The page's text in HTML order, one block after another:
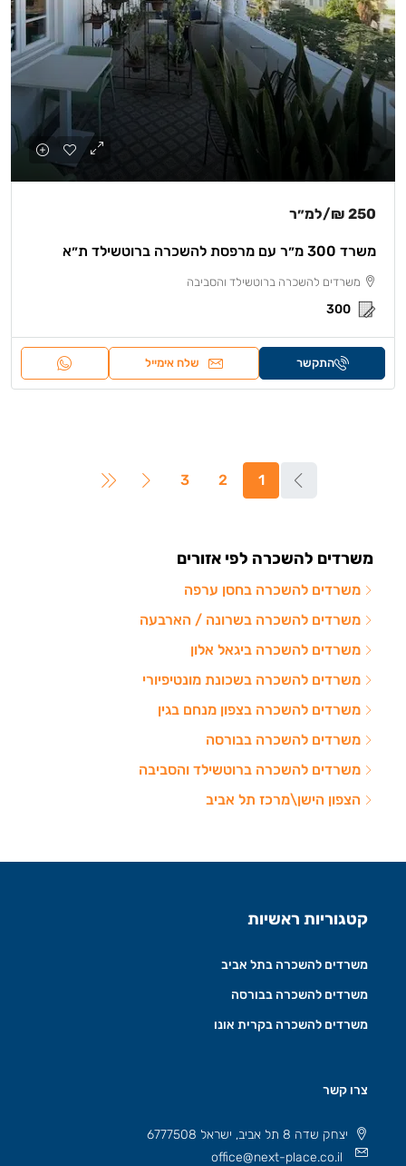
250 ₪ /למ״ר
משרד 300 מ״ר עם מרפסת להשכרה ברוטשילד ת״א
משרדים להשכרה ברוטשילד והסביבה
300
התקשר שלח אימייל
1
2
3
משרדים להשכרה לפי אזורים
משרדים להשכרה בחסן ערפה
משרדים להשכרה בשרונה / הארבעה
משרדים להשכרה ביגאל אלון
משרדים להשכרה בשכונת מונטיפיורי
משרדים להשכרה בצפון מנחם בגין
משרדים להשכרה בבורסה
משרדים להשכרה ברוטשילד והסביבה
הצפון הישן\מרכז תל אביב
קטגוריות ראשיות
משרדים להשכרה בתל אביב
משרדים להשכרה בבורסה
משרדים להשכרה בקרית אונו
צרו קשר
יצחק שדה 8 תל אביב, ישראל 6777508
office@next-place.co.il